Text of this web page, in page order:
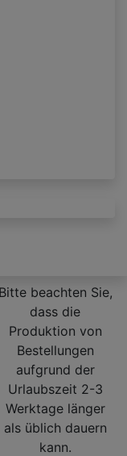
Bitte beachten Sie,
dass die
Produktion von
Bestellungen
aufgrund der
Urlaubszeit 2-3
Werktage länger
als üblich dauern
kann.